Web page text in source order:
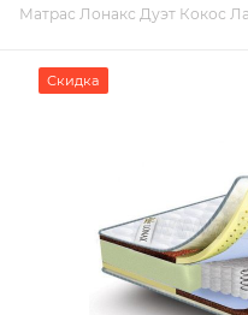
Матрас Лонакс Дуэт Кокос
Скидка